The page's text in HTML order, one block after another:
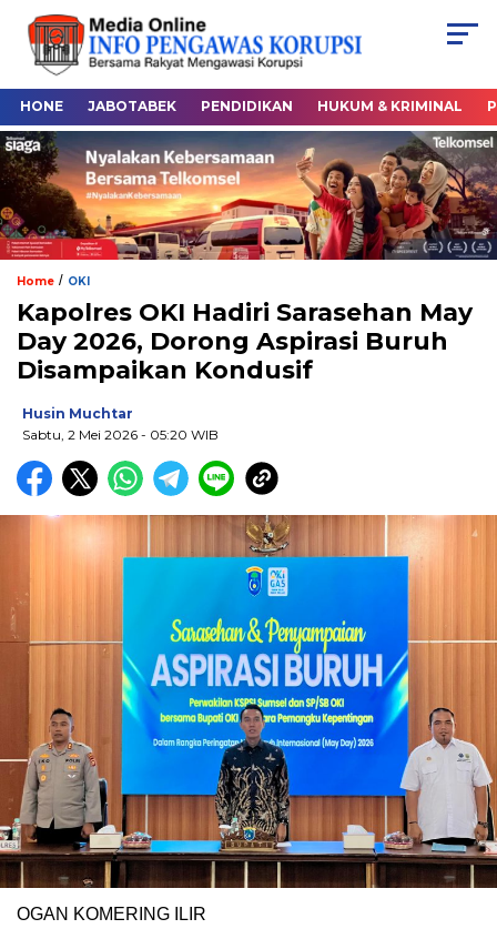
HONE JABOTABEK PENDIDIKAN HUKUM & KRIMINAL
Home / OKI
Kapolres OKI Hadiri Sarasehan May
Day 2026, Dorong Aspirasi Buruh
Disampaikan Kondusif
Husin Muchtar
Sabtu, 2 Mei 2026 - 05:20 WIB
OGAN KOMERING ILIR